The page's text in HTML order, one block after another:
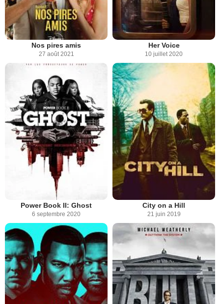
Nos pires amis
27 août 2021
Her Voice
10 juillet 2020
Power Book II: Ghost
6 septembre 2020
City on a Hill
21 juin 2019